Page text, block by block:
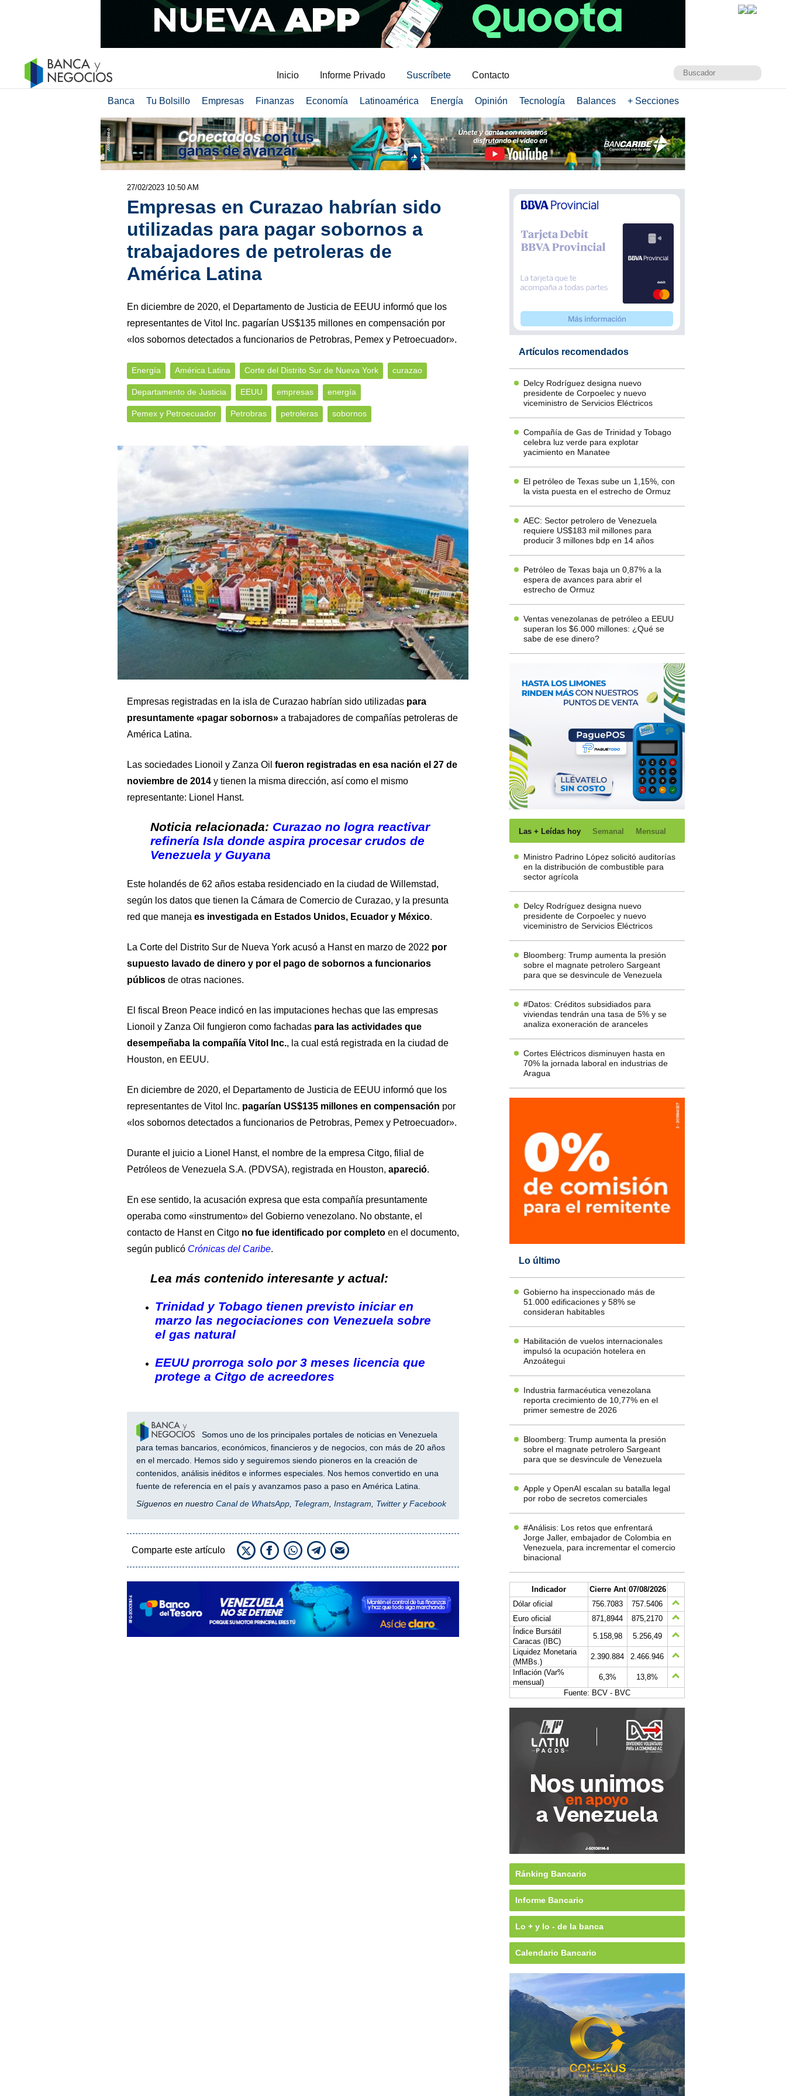
Inicio Informe Privado Suscríbete Contacto
Banca Tu Bolsillo Empresas Finanzas Economía Latinoamérica Energía Opinión Tecnología Balances + Secciones
27/02/2023 10:50 AM
Empresas en Curazao habrían sido
utilizadas para pagar sobornos a
trabajadores de petroleras de
América Latina
En diciembre de 2020, el Departamento de Justicia de EEUU informó que los
representantes de Vitol Inc. pagarían US$135 millones en compensación por
«los sobornos detectados a funcionarios de Petrobras, Pemex y Petroecuador».
Energía América Latina Corte del Distrito Sur de Nueva York curazao
Departamento de Justicia EEUU empresas energía
Pemex y Petroecuador Petrobras petroleras sobornos
Empresas registradas en la isla de Curazao habrían sido utilizadas para
presuntamente «pagar sobornos»a trabajadores de compañías petroleras de
América Latina.
Las sociedades Lionoil y Zanza Oil fueron registradas en esa nación el 27 de
noviembre de 2014y tienen la misma dirección, así como el mismo
representante: Lionel Hanst.
Noticia relacionada: Curazao no logra reactivar
refinería Isla donde aspira procesar crudos de
Venezuela y Guyana
Este holandés de 62 años estaba residenciado en la ciudad de Willemstad,
según los datos que tienen la Cámara de Comercio de Curazao, y la presunta
red que maneja es investigada en Estados Unidos, Ecuador y México.
La Corte del Distrito Sur de Nueva York acusó a Hanst en marzo de 2022 por
supuesto lavado de dinero y por el pago de sobornos a funcionarios
públicosde otras naciones.
El fiscal Breon Peace indicó en las imputaciones hechas que las empresas
Lionoil y Zanza Oil fungieron como fachadas para las actividades que
desempeñaba la compañía Vitol Inc., la cual está registrada en la ciudad de
Houston, en EEUU.
En diciembre de 2020, el Departamento de Justicia de EEUU informó que los
representantes de Vitol Inc. pagarían US$135 millones en compensación por
«los sobornos detectados a funcionarios de Petrobras, Pemex y Petroecuador».
Durante el juicio a Lionel Hanst, el nombre de la empresa Citgo, filial de
Petróleos de Venezuela S.A. (PDVSA), registrada en Houston, apareció.
En ese sentido, la acusación expresa que esta compañía presuntamente
operaba como «instrumento» del Gobierno venezolano. No obstante, el
contacto de Hanst en Citgo no fue identificado por completoen el documento,
según publicó Crónicas del Caribe.
Lea más contenido interesante y actual:
Trinidad y Tobago tienen previsto iniciar en
marzo las negociaciones con Venezuela sobre
el gas natural
EEUU prorroga solo por 3 meses licencia que
protege a Citgo de acreedores
Somos uno de los principales portales de noticias en Venezuela
para temas bancarios, económicos, financieros y de negocios, con más de 20 años
en el mercado. Hemos sido y seguiremos siendo pioneros en la creación de
contenidos, análisis inéditos e informes especiales. Nos hemos convertido en una
fuente de referencia en el país y avanzamos paso a paso en América Latina.
Síguenos en nuestro Canal de WhatsApp, Telegram, Instagram, TwitteryFacebook
Comparte este artículo
Artículos recomendados
Delcy Rodríguez designa nuevo
presidente de Corpoelec y nuevo
viceministro de Servicios Eléctricos
Compañía de Gas de Trinidad y Tobago
celebra luz verde para explotar
yacimiento en Manatee
El petróleo de Texas sube un 1,15%, con
la vista puesta en el estrecho de Ormuz
AEC: Sector petrolero de Venezuela
requiere US$183 mil millones para
producir 3 millones bdp en 14 años
Petróleo de Texas baja un 0,87% a la
espera de avances para abrir el
estrecho de Ormuz
Ventas venezolanas de petróleo a EEUU
superan los $6.000 millones: ¿Qué se
sabe de ese dinero?
Las + Leídas hoy Semanal Mensual
Ministro Padrino López solicitó auditorías
en la distribución de combustible para
sector agrícola
Delcy Rodríguez designa nuevo
presidente de Corpoelec y nuevo
viceministro de Servicios Eléctricos
Bloomberg: Trump aumenta la presión
sobre el magnate petrolero Sargeant
para que se desvincule de Venezuela
#Datos: Créditos subsidiados para
viviendas tendrán una tasa de 5% y se
analiza exoneración de aranceles
Cortes Eléctricos disminuyen hasta en
70% la jornada laboral en industrias de
Aragua
Lo último
Gobierno ha inspeccionado más de
51.000 edificaciones y 58% se
consideran habitables
Habilitación de vuelos internacionales
impulsó la ocupación hotelera en
Anzoátegui
Industria farmacéutica venezolana
reporta crecimiento de 10,77% en el
primer semestre de 2026
Bloomberg: Trump aumenta la presión
sobre el magnate petrolero Sargeant
para que se desvincule de Venezuela
Apple y OpenAI escalan su batalla legal
por robo de secretos comerciales
#Análisis: Los retos que enfrentará
Jorge Jaller, embajador de Colombia en
Venezuela, para incrementar el comercio
binacional
Indicador Cierre Ant 07/08/2026
Dólar oficial
756.7083
757.5406
Euro oficial
871,8944
875,2170
Índice Bursátil
Caracas (IBC)
5.158,98
5.256,49
Liquidez Monetaria
(MMBs.)
2.390.884
2.466.946
Inflación (Var%
mensual)
6,3%
13,8%
Fuente: BCV - BVC
Ránking Bancario
Informe Bancario
Lo + y lo - de la banca
Calendario Bancario